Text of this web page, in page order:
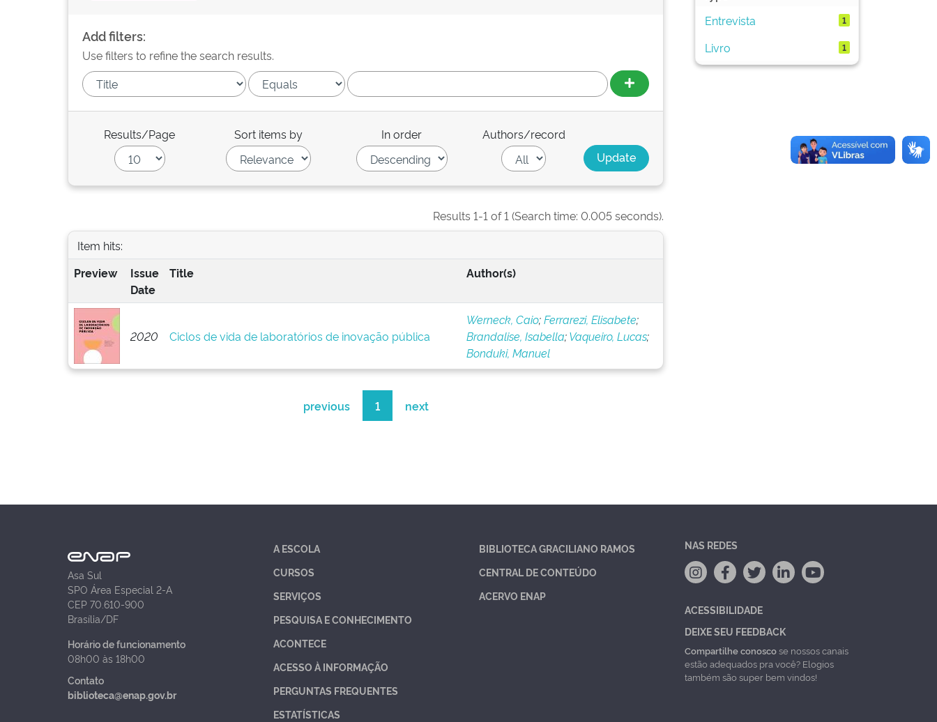
Add filters:
Use filters to refine the search results.
Results/Page Sort items by In order Authors/record
Results 1-1 of 1 (Search time: 0.005 seconds).
Item hits:
Preview
Issue
Date
Title Author(s)
2020 Ciclos de vida de laboratórios de inovação pública
Werneck, Caio;Ferrarezi, Elisabete;
Brandalise, Isabella;Vaqueiro, Lucas;
Bonduki, Manuel
previous 1 next
Entrevista
1
Livro 1
Asa Sul
SPO Área Especial 2-A
CEP 70.610-900
Brasília/DF
Horário de funcionamento
08h00 às 18h00
Contato
biblioteca@enap.gov.br
A ESCOLA
CURSOS
SERVIÇOS
PESQUISA E CONHECIMENTO
ACONTECE
ACESSO À INFORMAÇÃO
PERGUNTAS FREQUENTES
ESTATÍSTICAS
BIBLIOTECA GRACILIANO RAMOS
CENTRAL DE CONTEÚDO
ACERVO ENAP
NAS REDES
ACESSIBILIDADE
DEIXE SEU FEEDBACK
Compartilhe conoscose nossos canais
estão adequados pra você? Elogios
também são super bem vindos!